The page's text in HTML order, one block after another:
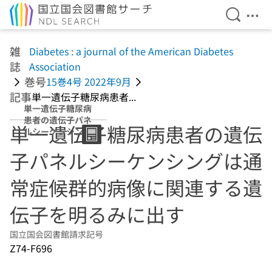
検索を
メ
雑
誌
Diabetes : a journal of the American Diabetes
Association
巻号15巻4号 2022年9月
記事単一遺伝子糖尿病患者...
単一遺伝子糖尿病
患者の遺伝子パネ
ルシーケンシング
は通常症候群的病
像に関連する遺伝
子を明るみに出す
単一遺伝子糖尿病患者の遺伝
子パネルシーケンシングは通
常症候群的病像に関連する遺
伝子を明るみに出す
国立国会図書館請求記号
Z74-F696